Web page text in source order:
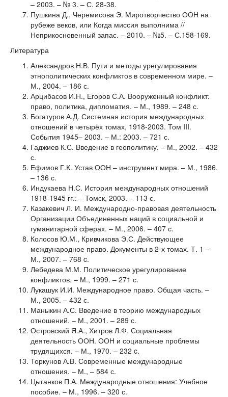
– 2003. – № 3. – С. 28-38.
Пушкина Д., Черемисова Э. Миротворчество ООН на
рубеже веков, или Когда миссия выполнима //
Неприкосновенный запас. – 2010. – №5. – С.158-169.
Литература
Александров Н.В. Пути и методы урегулирования
этнополитических конфликтов в современном мире. –
М., 2004. – 186 с.
Арцибасов И.Н., Егоров С.А. Вооруженный конфликт:
право, политика, дипломатия. – М., 1989. – 248 с.
Богатуров А.Д. Системная история международных
отношений в четырёх томах, 1918-2003. Том III.
События 1945– 2003. – М.: 2003. – 721 с.
Гаджиев К.С. Введение в геополитику. – М., 2002. – 432
с.
Ефимов Г.К. Устав ООН – инструмент мира. – М., 1986.
– 136 с.
Индукаева Н.С. История международных отношений
1918-1945 гг.: – Томск, 2003. – 113 с.
Казакевич Л. И. Международно-правовая деятельность
Организации Объединенных наций в социальной и
гуманитарной сферах. – М., 2006. – 407 с.
Колосов Ю.М., Кривчикова Э.С. Действующее
международное право. Документы в 2-х томах. Т. 1 –
М., 2007. – 768 c.
Лебедева М.М. Политическое урегулирование
конфликтов. – М., 1999. – 271 с.
Лукашук И.И. Международное право. Общая часть. –
М., 2005. – 432 с.
Маныкин А.С. Введение в теорию международных
отношений. – М., 2001. – 289 с.
Островский Я.А., Хитров Л.Ф. Социальная
деятельность ООН. ООН и социальные проблемы
трудящихся. – М., 1970. – 232 c.
Торкунов А.В. Современные международные
отношения. – М., – 584 с.
Цыганков П.А. Международные отношения: Учебное
пособие. – М., 1996. – 320 с.